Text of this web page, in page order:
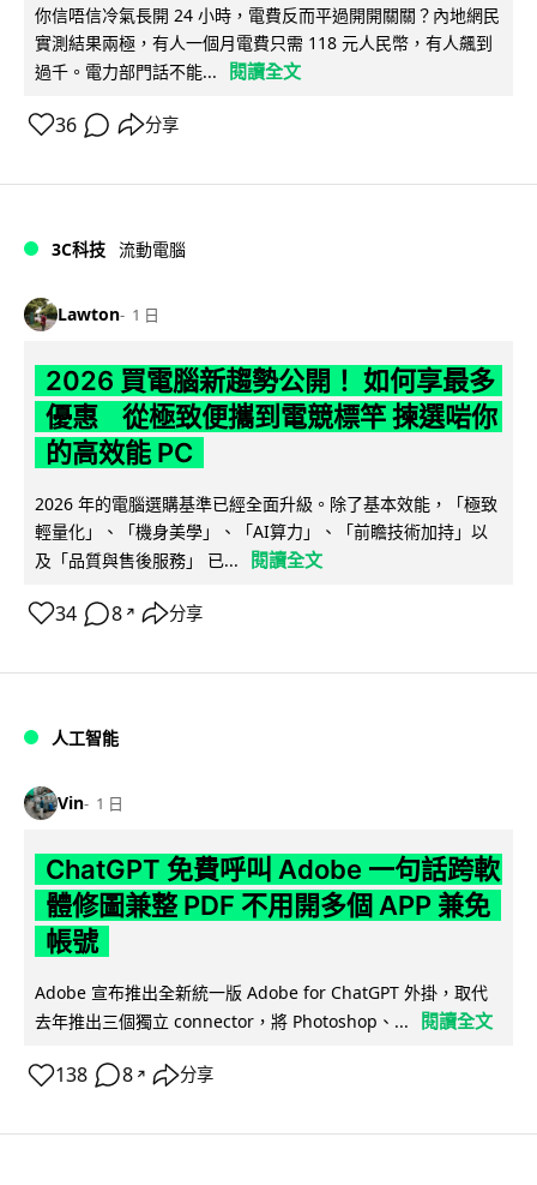
你信唔信冷氣長開 24 小時，電費反而平過開開關關？內地網民
實測結果兩極，有人一個月電費只需 118 元人民幣，有人飆到
過千。電力部門話不能...
閱讀全文
36 分享
3C科技 流動電腦
Lawton 1 日
2026 買電腦新趨勢公開！ 如何享最多
優惠 從極致便攜到電競標竿 揀選啱你
的高效能 PC
2026 年的電腦選購基準已經全面升級。除了基本效能，「極致
輕量化」、「機身美學」、「AI算力」、「前瞻技術加持」以
及「品質與售後服務」 已...
閱讀全文
34 8 ↗ 分享
人工智能
Vin 1 日
ChatGPT 免費呼叫 Adobe 一句話跨軟
體修圖兼整 PDF 不用開多個 APP 兼免
帳號
Adobe 宣布推出全新統一版 Adobe for ChatGPT 外掛，取代
去年推出三個獨立 connector，將 Photoshop、...
閱讀全文
138 8 ↗ 分享